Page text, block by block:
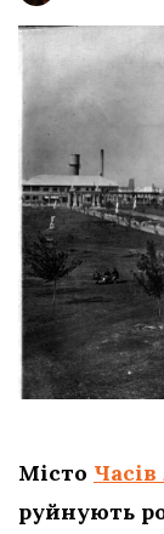
Місто
руйнують